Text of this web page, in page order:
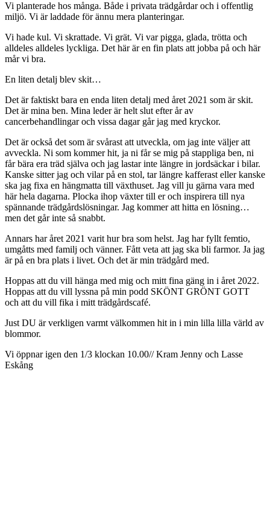
Vi planterade hos många. Både i privata trädgårdar och i offentlig
miljö. Vi är laddade för ännu mera planteringar.
Vi hade kul. Vi skrattade. Vi grät. Vi var pigga, glada, trötta och
alldeles alldeles lyckliga. Det här är en fin plats att jobba på och här
mår vi bra.
En liten detalj blev skit…
Det är faktiskt bara en enda liten detalj med året 2021 som är skit.
Det är mina ben. Mina leder är helt slut efter år av
cancerbehandlingar och vissa dagar går jag med kryckor.
Det är också det som är svårast att utveckla, om jag inte väljer att
avveckla. Ni som kommer hit, ja ni får se mig på stappliga ben, ni
får bära era träd själva och jag lastar inte längre in jordsäckar i bilar.
Kanske sitter jag och vilar på en stol, tar längre kafferast eller kanske
ska jag fixa en hängmatta till växthuset. Jag vill ju gärna vara med
här hela dagarna. Plocka ihop växter till er och inspirera till nya
spännande trädgårdslösningar. Jag kommer att hitta en lösning…
men det går inte så snabbt.
Annars har året 2021 varit hur bra som helst. Jag har fyllt femtio,
umgåtts med familj och vänner. Fått veta att jag ska bli farmor. Ja jag
är på en bra plats i livet. Och det är min trädgård med.
Hoppas att du vill hänga med mig och mitt fina gäng in i året 2022.
Hoppas att du vill lyssna på min podd SKÖNT GRÖNT GOTT
och att du vill fika i mitt trädgårdscafé.
Just DU är verkligen varmt välkommen hit in i min lilla lilla värld av
blommor.
Vi öppnar igen den 1/3 klockan 10.00// Kram Jenny och Lasse
Eskång